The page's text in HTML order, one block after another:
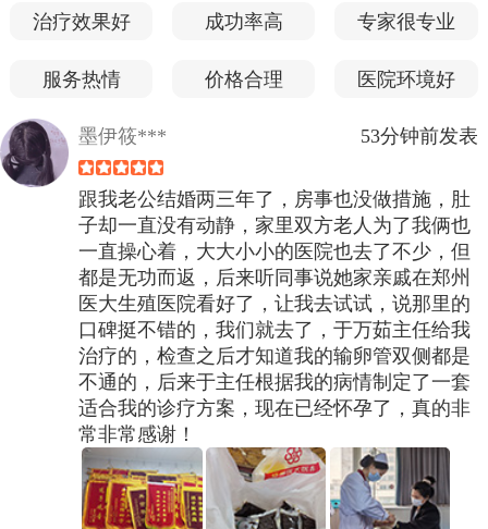
治疗效果好 成功率高 专家很专业
服务热情 价格合理 医院环境好
墨伊筱*** 53分钟前发表
跟我老公结婚两三年了，房事也没做措施，肚
子却一直没有动静，家里双方老人为了我俩也
一直操心着，大大小小的医院也去了不少，但
都是无功而返，后来听同事说她家亲戚在郑州
医大生殖医院看好了，让我去试试，说那里的
口碑挺不错的，我们就去了，于万茹主任给我
治疗的，检查之后才知道我的输卵管双侧都是
不通的，后来于主任根据我的病情制定了一套
适合我的诊疗方案，现在已经怀孕了，真的非
常非常感谢！